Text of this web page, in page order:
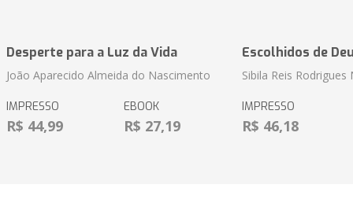
Desperte para a Luz da Vida
João Aparecido Almeida do Nascimento
IMPRESSO
R$ 44,99
EBOOK
R$ 27,19
Escolhidos de
Sibila Reis
IMPRESSO
R$ 46,18